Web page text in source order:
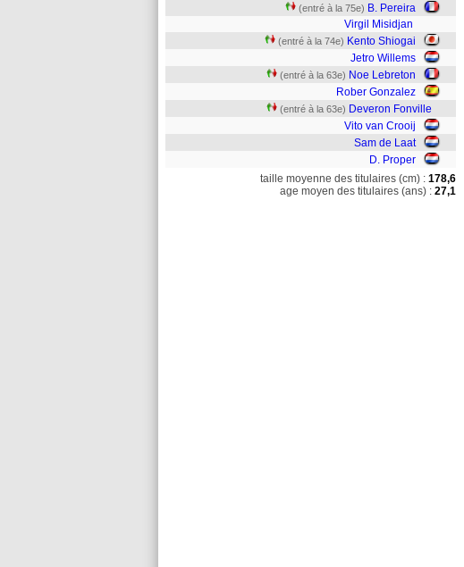
(entré à la 75e) B. Pereira
Virgil Misidjan
(entré à la 74e) Kento Shiogai
Jetro Willems
(entré à la 63e) Noe Lebreton
Rober Gonzalez
(entré à la 63e) Deveron Fonville
Vito van Crooij
Sam de Laat
D. Proper
taille moyenne des titulaires (cm) : 178,6
age moyen des titulaires (ans) : 27,1